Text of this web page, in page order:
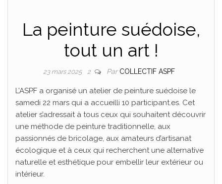
La peinture suédoise,
tout un art !
23 mars 2025 2 Par COLLECTIF ASPF
L’ASPF a organisé un atelier de peinture suédoise le
samedi 22 mars qui a accueilli 10 participant.es. Cet
atelier s’adressait à tous ceux qui souhaitent découvrir
une méthode de peinture traditionnelle, aux
passionnés de bricolage, aux amateurs d’artisanat
écologique et à ceux qui recherchent une alternative
naturelle et esthétique pour embellir leur extérieur ou
intérieur.